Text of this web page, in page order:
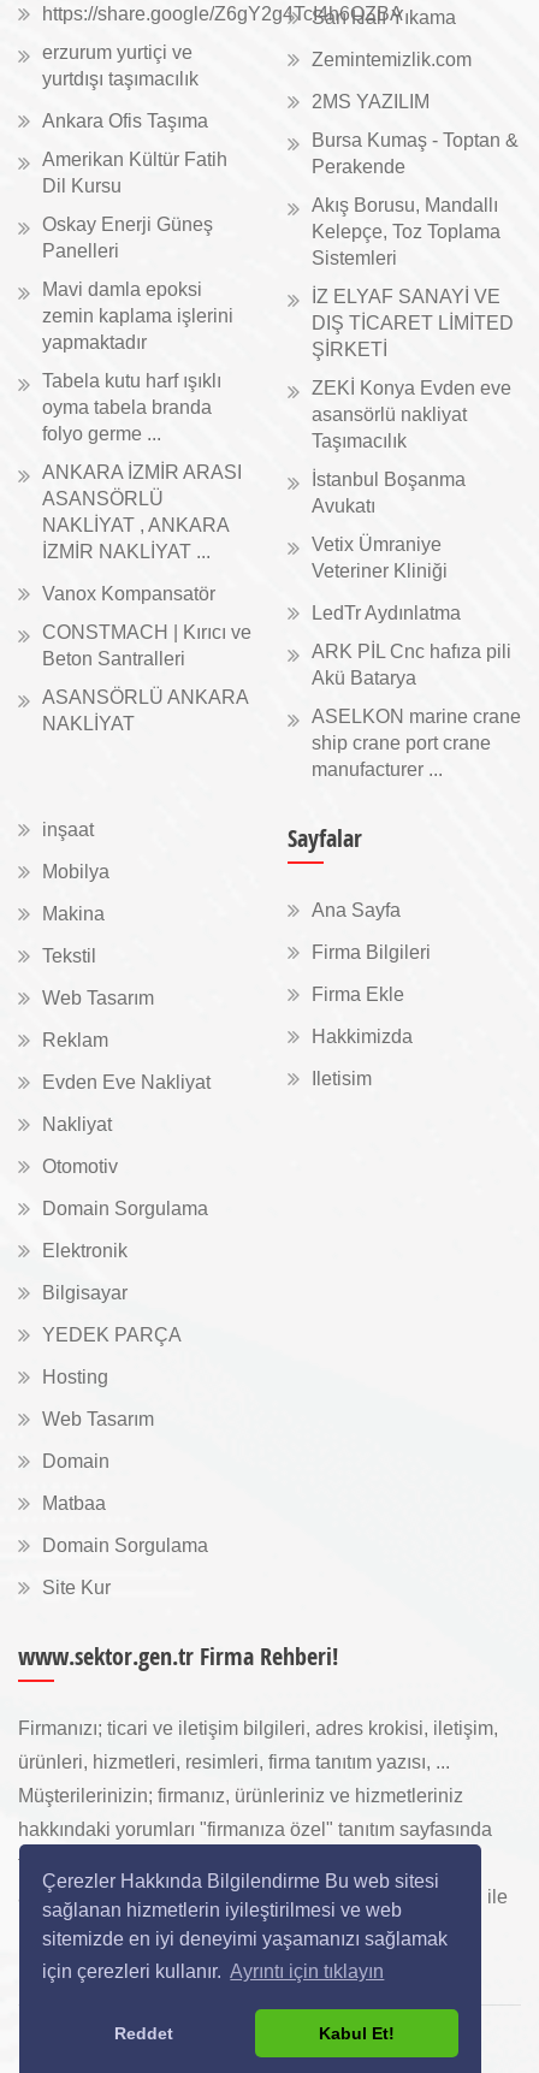
Çerezler Hakkında Bilgilendirme Bu web sitesi
sağlanan hizmetlerin iyileştirilmesi ve web
sitemizde en iyi deneyimi yaşamanızı sağlamak
için çerezleri kullanır. Ayrıntı için tıklayın
Reddet Kabul Et!
https://share.google/Z6gY2g4TcI4h6QZBA
erzurum yurtiçi ve
yurtdışı taşımacılık
Ankara Ofis Taşıma
Amerikan Kültür Fatih
Dil Kursu
Oskay Enerji Güneş
Panelleri
Mavi damla epoksi
zemin kaplama işlerini
yapmaktadır
Tabela kutu harf ışıklı
oyma tabela branda
folyo germe ...
ANKARA İZMİR ARASI
ASANSÖRLÜ
NAKLİYAT , ANKARA
İZMİR NAKLİYAT ...
Vanox Kompansatör
CONSTMACH | Kırıcı ve
Beton Santralleri
ASANSÖRLÜ ANKARA
NAKLİYAT
Sarı Halı Yıkama
Zemintemizlik.com
2MS YAZILIM
Bursa Kumaş - Toptan &
Perakende
Akış Borusu, Mandallı
Kelepçe, Toz Toplama
Sistemleri
İZ ELYAF SANAYİ VE
DIŞ TİCARET LİMİTED
ŞİRKETİ
ZEKİ Konya Evden eve
asansörlü nakliyat
Taşımacılık
İstanbul Boşanma
Avukatı
Vetix Ümraniye
Veteriner Kliniği
LedTr Aydınlatma
ARK PİL Cnc hafıza pili
Akü Batarya
ASELKON marine crane
ship crane port crane
manufacturer ...
inşaat
Mobilya
Makina
Tekstil
Web Tasarım
Reklam
Evden Eve Nakliyat
Nakliyat
Otomotiv
Domain Sorgulama
Elektronik
Bilgisayar
YEDEK PARÇA
Hosting
Web Tasarım
Domain
Matbaa
Domain Sorgulama
Site Kur
Sayfalar
Ana Sayfa
Firma Bilgileri
Firma Ekle
Hakkimizda
Iletisim
www.sektor.gen.tr Firma Rehberi!
Firmanızı; ticari ve iletişim bilgileri, adres krokisi, iletişim,
ürünleri, hizmetleri, resimleri, firma tanıtım yazısı, ...
Müşterilerinizin; firmanız, ürünleriniz ve hizmetleriniz
hakkındaki yorumları "firmanıza özel" tanıtım sayfasında
toplanarak ürünlerinizi, hizmetlerinizi, internette "sizi
arayan" yeni müşterilerinize www.sektor.gen.tr aracılığı ile
ücretsiz gösterilir.
Copyright © 2024 All Rights Reserved.